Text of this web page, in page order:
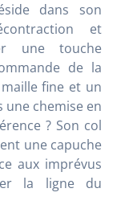
dans son
et
une touche
de la
fine et un
une chemise en
? Son col
une capuche
aux imprévus
la ligne du